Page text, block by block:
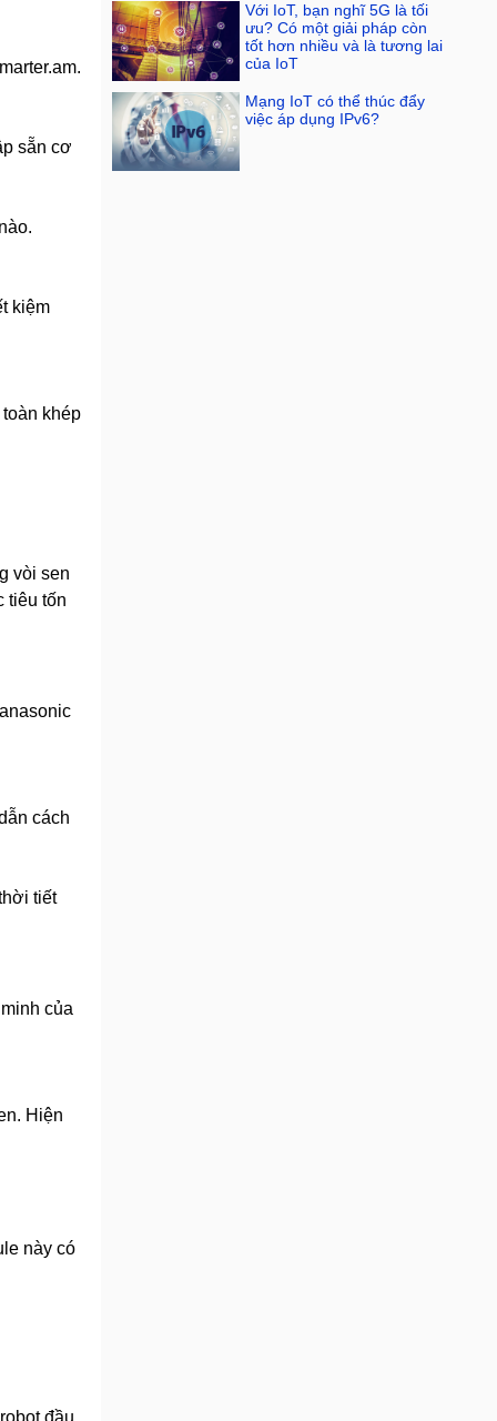
sẵn cơ
kiệm
khép
vòi sen
tiêu tốn
cách
tiết
của
Hiện
này có
đầu
Với IoT, bạn nghĩ 5G là tối
ưu? Có một giải pháp còn
tốt hơn nhiều và là tương lai
của IoT
Mạng IoT có thể thúc đẩy
việc áp dụng IPv6?